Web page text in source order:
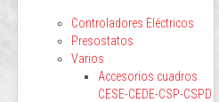
Controladores Eléctricos
Presostatos
Varios
Accesorios cuadros
CESE-CEDE-CSP-CSPD